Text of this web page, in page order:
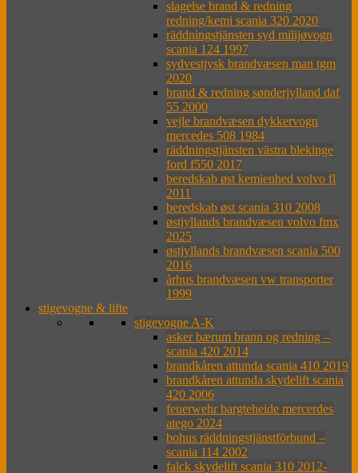
slagelse brand & redning
redning/kemi scania 320 2020
räddningstjänsten syd milijøvogn
scania 124 1997
sydvestjysk brandvæsen man tgm
2020
brand & redning sønderjylland daf
55 2000
vejle brandvæsen dykkervogn
mercedes 508 1984
räddningstjänsten västra blekinge
ford f550 2017
beredskab øst kemienhed volvo fl
2011
beredskab øst scania 310 2008
østjyllands brandvæsen volvo fmx
2025
østjyllands brandvæsen scania 500
2016
århus brandvæsen vw transporter
1999
stigevogne & lifte
stigevogne A-K
asker bærum brann og redning –
scania 420 2014
brandkåren attunda scania 410 2019
brandkåren attunda skydelift scania
420 2006
feuerwehr bargteheide mercerdes
atego 2024
bohus räddningstjänstförbund –
scania 114 2002
falck skydelift scania 310 2012-